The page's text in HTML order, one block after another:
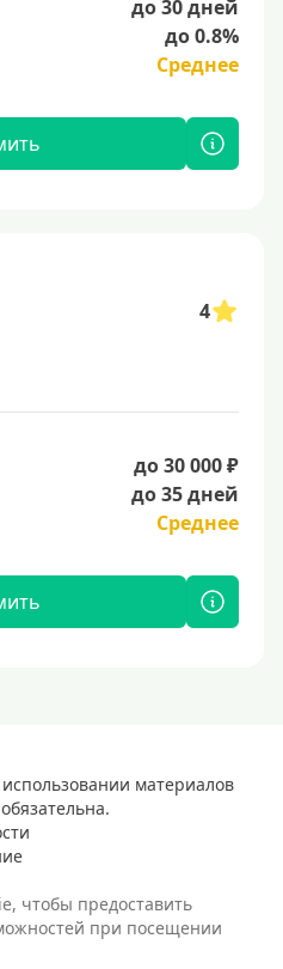
до 30 дней
до 0.8%
Среднее
4
до 30 000 ₽
до 35 дней
Среднее
материалов
чтобы предоставить
при посещении